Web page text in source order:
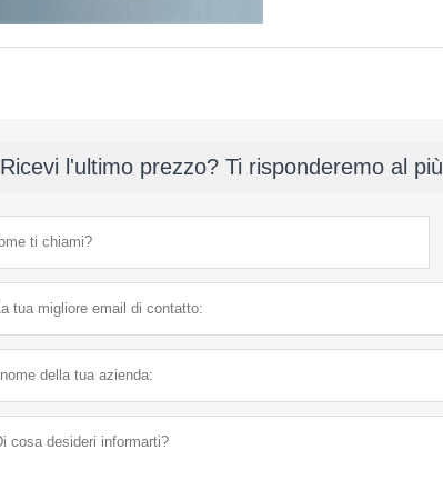
Ricevi l'ultimo prezzo? Ti risponderemo al